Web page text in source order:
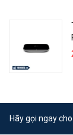
Hãy gọi ngay